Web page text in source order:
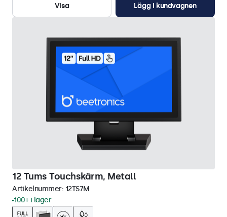
Visa
Lägg i kundvagnen
12 Tums Touchskärm, Metall
Artikelnummer: 12TS7M
100+ i lager